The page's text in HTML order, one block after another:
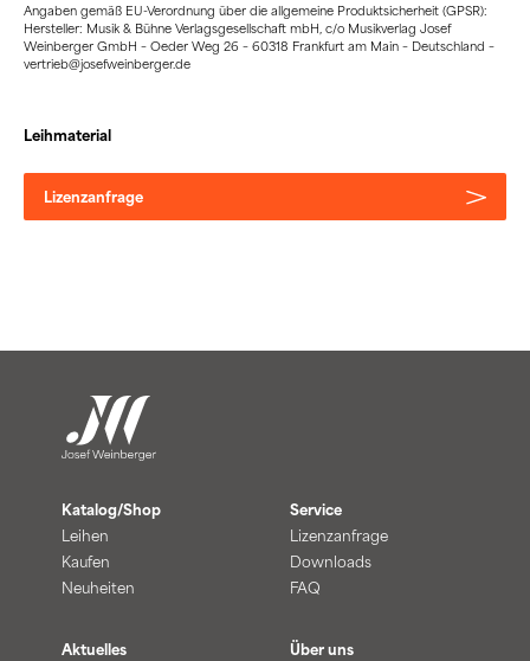
Angaben gemäß EU-Verordnung über die allgemeine Produktsicherheit (GPSR):
Hersteller: Musik & Bühne Verlagsgesellschaft mbH, c/o Musikverlag Josef
Weinberger GmbH – Oeder Weg 26 – 60318 Frankfurt am Main – Deutschland –
vertrieb@josefweinberger.de
Leihmaterial
Lizenzanfrage
Katalog/Shop
Leihen
Kaufen
Neuheiten
Service
Lizenzanfrage
Downloads
FAQ
Aktuelles Über uns